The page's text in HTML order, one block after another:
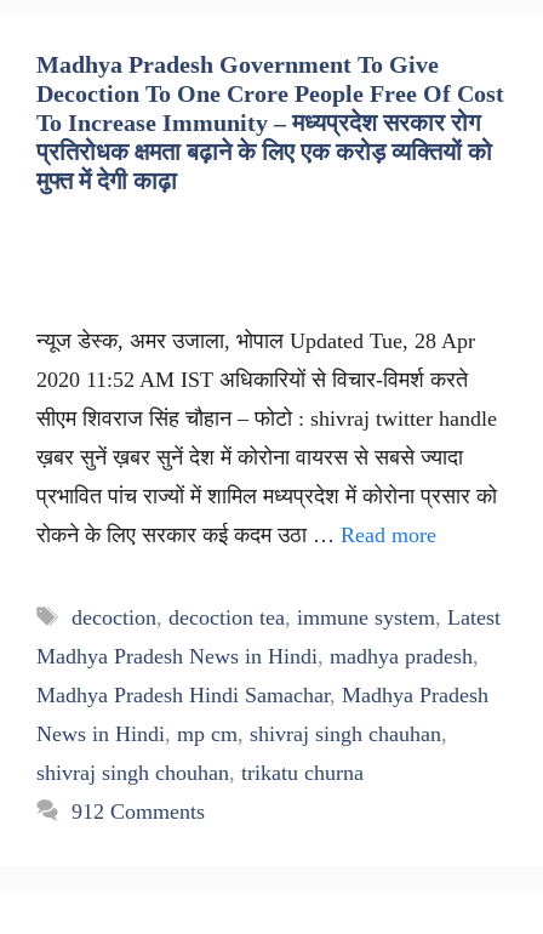
Madhya Pradesh Government To Give
Decoction To One Crore People Free Of Cost
To Increase Immunity – मध्यप्रदेश सरकार रोग
प्रतिरोधक क्षमता बढ़ाने के लिए एक करोड़ व्यक्तियों को
मुफ्त में देगी काढ़ा
न्यूज डेस्क, अमर उजाला, भोपाल Updated Tue, 28 Apr
2020 11:52 AM IST अधिकारियों से विचार-विमर्श करते
सीएम शिवराज सिंह चौहान – फोटो : shivraj twitter handle
ख़बर सुनें ख़बर सुनें देश में कोरोना वायरस से सबसे ज्यादा
प्रभावित पांच राज्यों में शामिल मध्यप्रदेश में कोरोना प्रसार को
रोकने के लिए सरकार कई कदम उठा … Read more
Tags
decoction, decoction tea, immune system, Latest
Madhya Pradesh News in Hindi, madhya pradesh,
Madhya Pradesh Hindi Samachar, Madhya Pradesh
News in Hindi, mp cm, shivraj singh chauhan,
shivraj singh chouhan, trikatu churna
912 Comments